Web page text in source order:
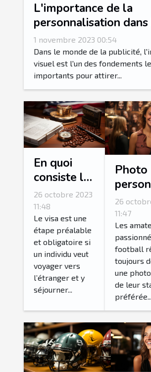
L'importance de la
personnalisation
arches gonflables
publicitaires
1 novembre 2023 00:54
Dans le monde de la publicité,
visuel est l'un des fondements
importants pour attirer...
En quoi
consiste la
procédure
de
demande
ESTA ?
26 octobre 2023
11:48
Le visa est une
étape préalable
et obligatoire si
un individu veut
voyager vers
l’étranger et y
séjourner...
Photo
:
sa
l’une
stars
26
11:47
Les
football
toujours
une
de leur
préférée...